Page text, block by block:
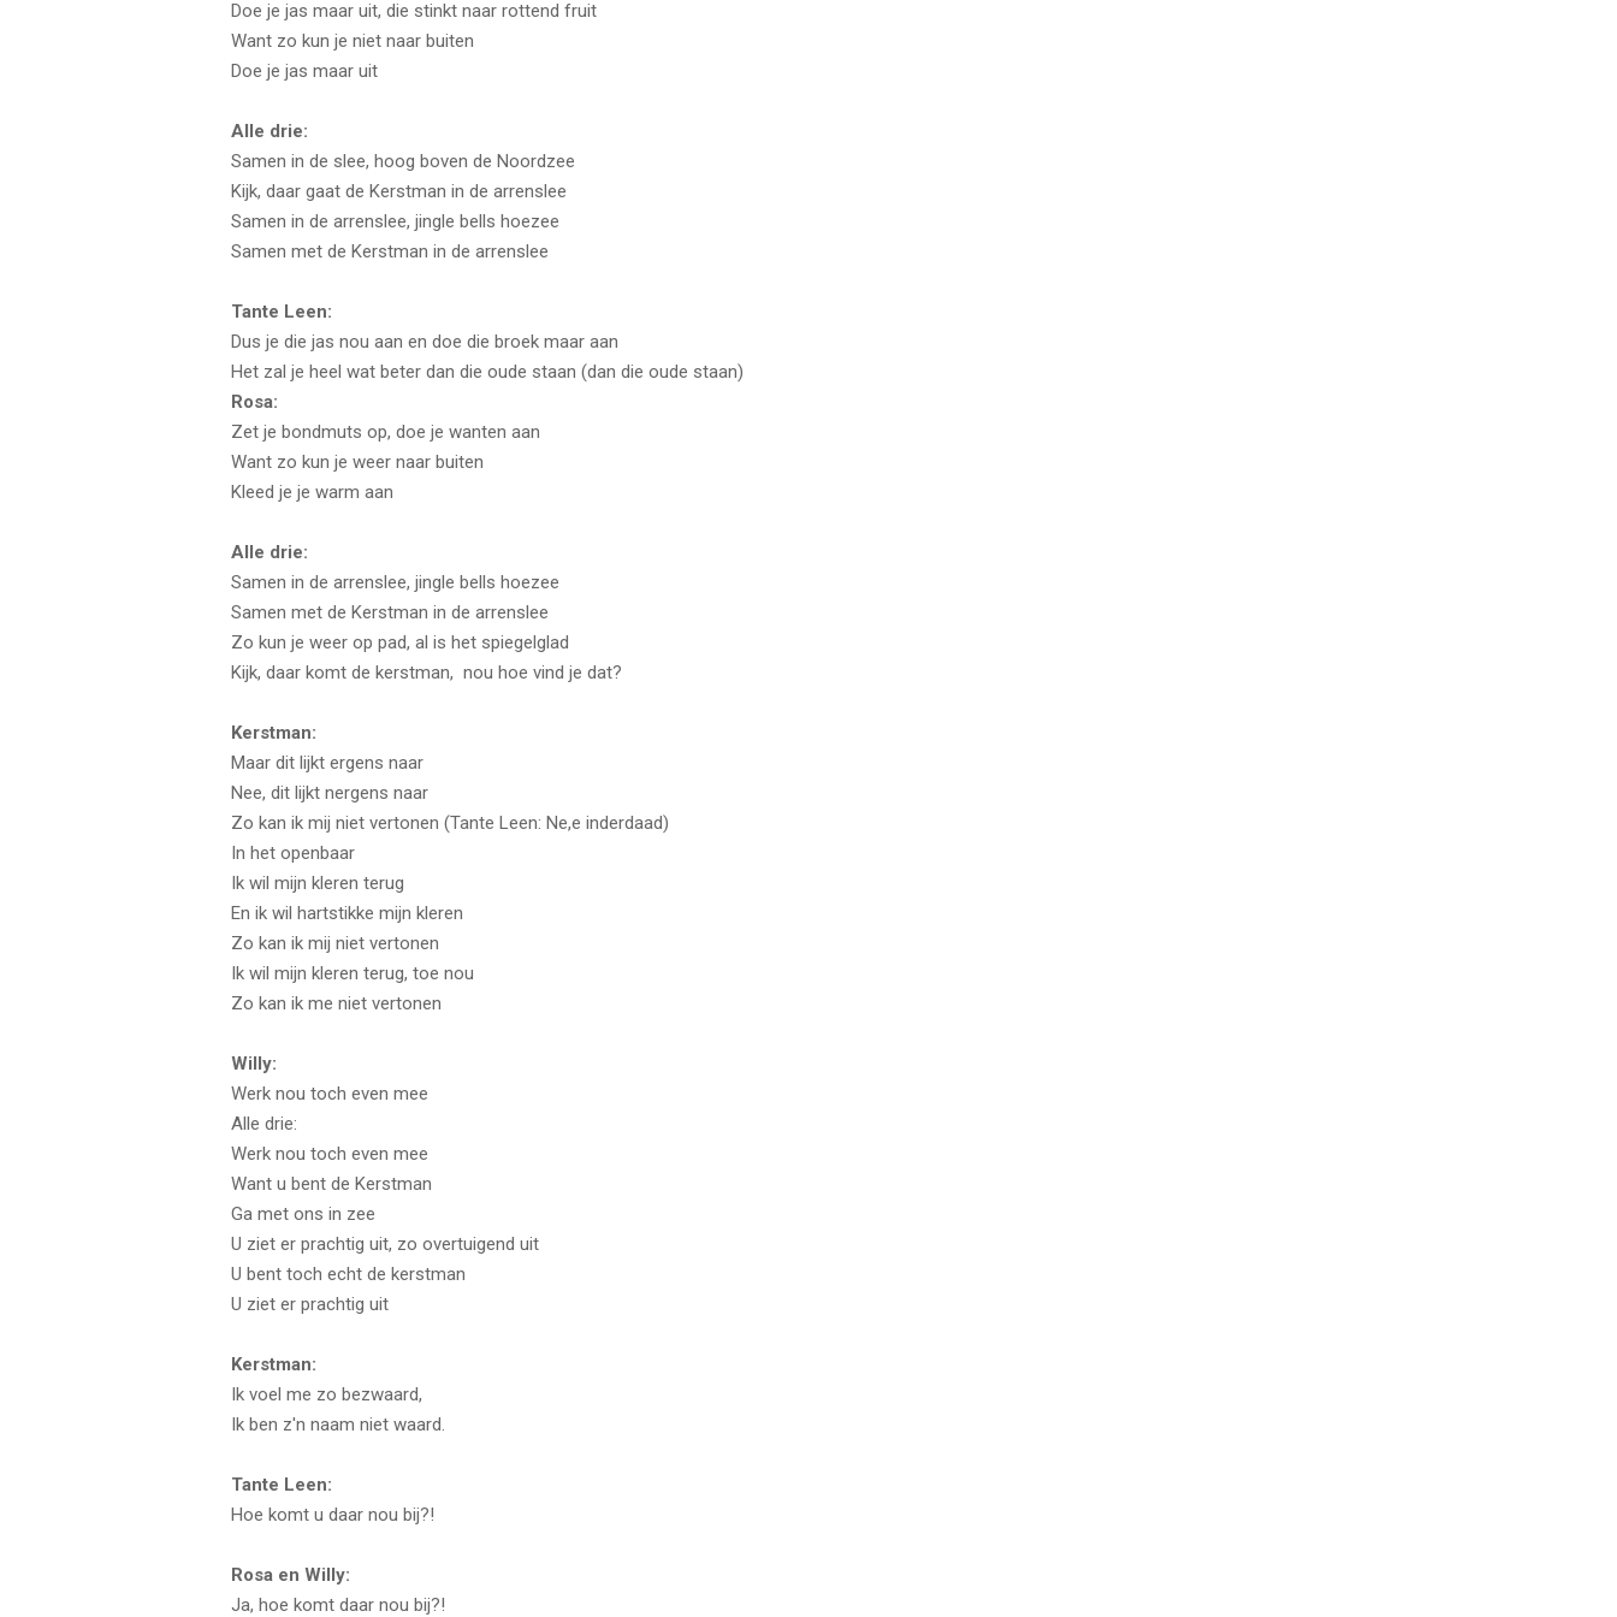
Doe je jas maar uit, die stinkt naar rottend fruit
Want zo kun je niet naar buiten
Doe je jas maar uit
Alle drie:
Samen in de slee, hoog boven de Noordzee
Kijk, daar gaat de Kerstman in de arrenslee
Samen in de arrenslee, jingle bells hoezee
Samen met de Kerstman in de arrenslee
Tante Leen:
Dus je die jas nou aan en doe die broek maar aan
Het zal je heel wat beter dan die oude staan (dan die oude staan)
Rosa:
Zet je bondmuts op, doe je wanten aan
Want zo kun je weer naar buiten
Kleed je je warm aan
Alle drie:
Samen in de arrenslee, jingle bells hoezee
Samen met de Kerstman in de arrenslee
Zo kun je weer op pad, al is het spiegelglad
Kijk, daar komt de kerstman, nou hoe vind je dat?
Kerstman:
Maar dit lijkt ergens naar
Nee, dit lijkt nergens naar
Zo kan ik mij niet vertonen (Tante Leen: Ne,e inderdaad)
In het openbaar
Ik wil mijn kleren terug
En ik wil hartstikke mijn kleren
Zo kan ik mij niet vertonen
Ik wil mijn kleren terug, toe nou
Zo kan ik me niet vertonen
Willy:
Werk nou toch even mee
Alle drie:
Werk nou toch even mee
Want u bent de Kerstman
Ga met ons in zee
U ziet er prachtig uit, zo overtuigend uit
U bent toch echt de kerstman
U ziet er prachtig uit
Kerstman:
Ik voel me zo bezwaard,
Ik ben z'n naam niet waard.
Tante Leen:
Hoe komt u daar nou bij?!
Rosa en Willy:
Ja, hoe komt daar nou bij?!